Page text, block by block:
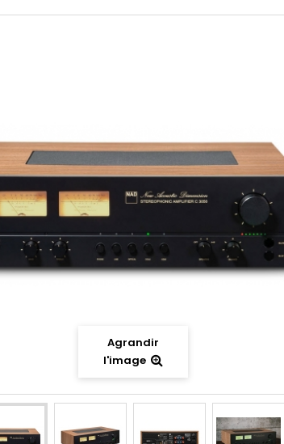
Agrandir
l'image